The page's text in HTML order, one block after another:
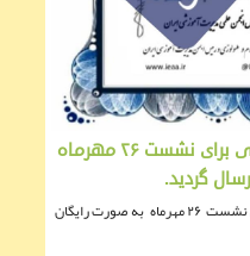
ارائه‌ ۶۸ گواهی حضور الکترونیکی برای نشست ۲۶ مهرماه
گردید.
ارائه‌ ۶۸ گواهی حضور الکترونیکی برای نشست ۲۶ مهرماه به صورت رایگان